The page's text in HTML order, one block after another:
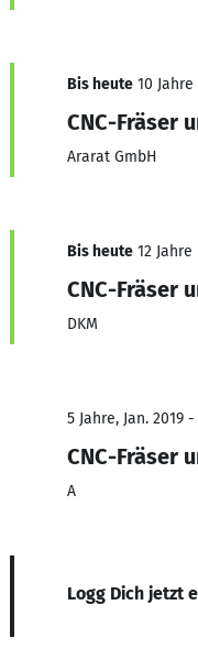
Bis heute 10
CNC-Fräser
Ararat GmbH
Bis heute 12
CNC-Fräser
DKM
5 Jahre, Jan. 2019
CNC-Fräser
A
Logg Dich jetzt